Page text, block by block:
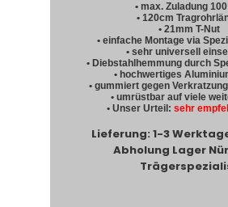
• max. Zuladung
• 120cm
• 21mm T-Nut
• einfache Montage via
• sehr universell
• Diebstahlhemmung durch
• hochwertiges
• gummiert gegen
• umrüstbar auf viele
• Unser Urteil: sehr
Lieferung: 1-3
Abholung Lager